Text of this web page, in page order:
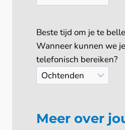
Beste tijd om je te
Wanneer kunnen we
telefonisch bereiken?
Meer over